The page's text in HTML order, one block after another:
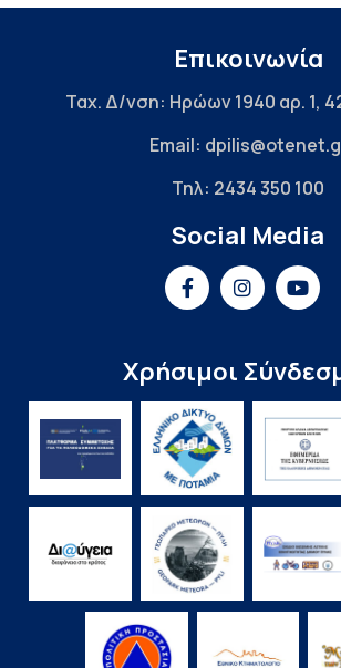
Επικοινωνία
Ταχ. Δ/νση: Ηρώων 1940 αρ. 1,
Email:
Τηλ: 2434 350 100
Social Media
Χρήσιμοι